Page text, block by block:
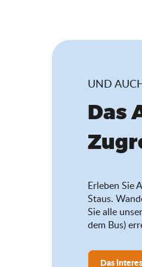
UND
Das
Erleben Sie
Staus.
Sie alle
dem Bus)
Das